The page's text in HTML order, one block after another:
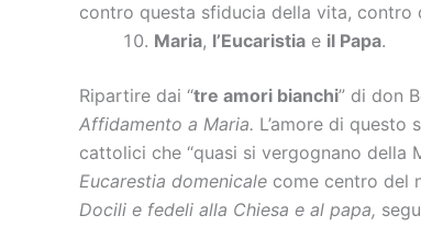
contro questa sfiducia della vita, contro
Maria, l’Eucaristia e il Papa.
Ripartire dai “tre amori bianchi” di don
Affidamento a Maria. L’amore di
cattolici che “quasi si vergognano della
Eucarestia domenicale come centro del
Docili e fedeli alla Chiesa e al papa,